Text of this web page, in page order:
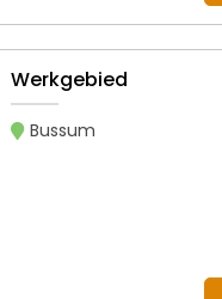
Werkgebied
Bussum